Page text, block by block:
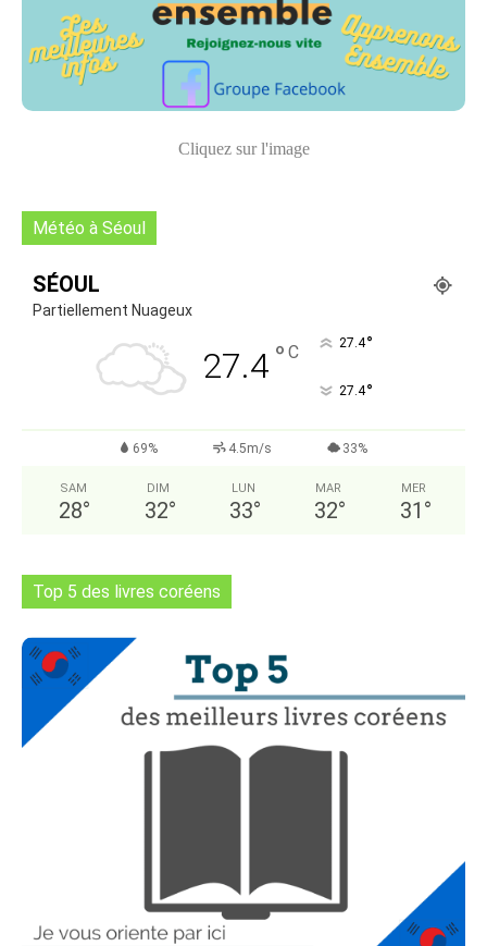
Cliquez sur l'image
Météo à Séoul
SÉOUL
Partiellement Nuageux
27.4 ° C 27.4°
27.4°
69% 4.5m/s 33%
SAM
28°
DIM
32°
LUN
33°
MAR
32°
MER
31 °
Top 5 des livres coréens